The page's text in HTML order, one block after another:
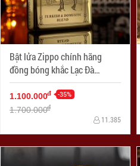
Bật lửa Zippo chính hãng
đồng bóng khắc Lạc Đà
CAMEL
1.100.000đ -35%
1.700.000đ
11.385